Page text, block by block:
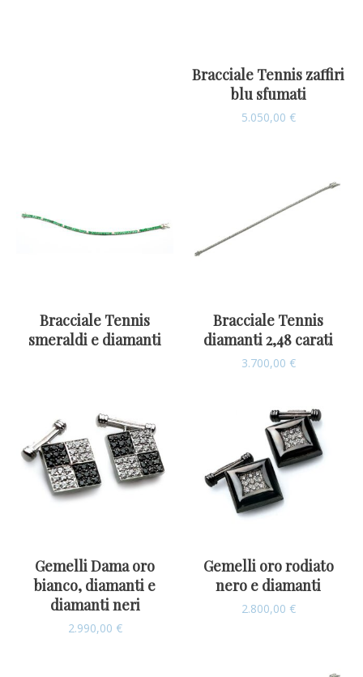
Bracciale Tennis zaffiri
blu sfumati
5.050,00 €
Bracciale Tennis
smeraldi e diamanti
Bracciale Tennis
diamanti 2,48 carati
3.700,00 €
Gemelli Dama oro
bianco, diamanti e
diamanti neri
2.990,00 €
Gemelli oro rodiato
nero e diamanti
2.800,00 €